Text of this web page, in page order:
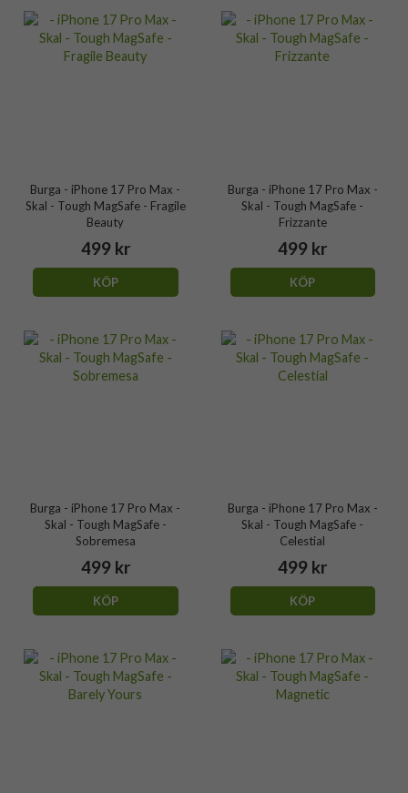
Burga - iPhone 17 Pro Max -
Skal - Tough MagSafe - Fragile
Beauty
499 kr
KÖP
Burga - iPhone 17 Pro Max -
Skal - Tough MagSafe -
Frizzante
499 kr
KÖP
Burga - iPhone 17 Pro Max -
Skal - Tough MagSafe -
Sobremesa
499 kr
KÖP
Burga - iPhone 17 Pro Max -
Skal - Tough MagSafe -
Celestial
499 kr
KÖP